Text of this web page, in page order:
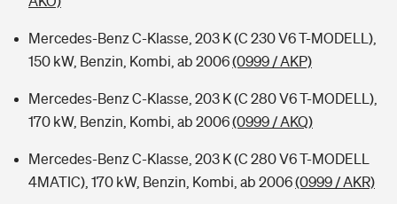
Mercedes-Benz C-Klasse, 203 K (C 230 V6 T-MODELL),
150 kW, Benzin, Kombi, ab 2006(0999 / AKP)
Mercedes-Benz C-Klasse, 203 K (C 280 V6 T-MODELL),
170 kW, Benzin, Kombi, ab 2006(0999 / AKQ)
Mercedes-Benz C-Klasse, 203 K (C 280 V6 T-MODELL
4MATIC), 170 kW, Benzin, Kombi, ab 2006(0999 / AKR)